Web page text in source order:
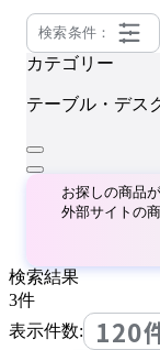
検索条件：
カテゴリー
テーブル・デス
お探しの商品
外部サイトの
検索結果
3件
表示件数:
120